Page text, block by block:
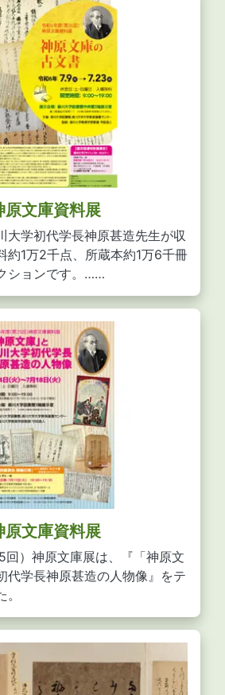
原文庫資料展
大学初代学長神原甚造先生が収
約1万2千点、所蔵本約1万6千冊
ションです。……
原文庫資料展
）神原文庫展は、『「神原文
代学長神原甚造の人物像』をテ